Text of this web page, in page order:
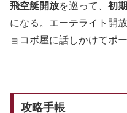
飛空艇開放を巡って、 初
になる。エーテライト開
ョコボ屋に話しかけてポ
攻略手帳